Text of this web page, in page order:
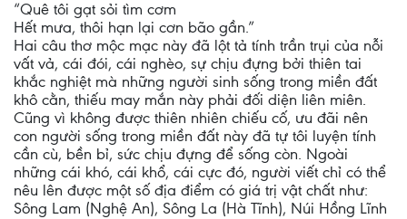
“Quê tôi gạt sỏi tìm cơm
Hết mưa, thôi hạn lại cơn bão gần.”
Hai câu thơ mộc mạc này đã lột tả tính trần trụi của nỗi
vất vả, cái đói, cái nghèo, sự chịu đựng bởi thiên tai
khắc nghiệt mà những người sinh sống trong miền đất
khô cằn, thiếu may mắn này phải đối diện liên miên.
Cũng vì không được thiên nhiên chiếu cố, ưu đãi nên
con người sống trong miền đất này đã tự tôi luyện tính
cần cù, bền bỉ, sức chịu đựng để sống còn. Ngoài
những cái khó, cái khổ, cái cực đó, người viết chỉ có thể
nêu lên được một số địa điểm có giá trị vật chất như:
Sông Lam (Nghệ An), Sông La (Hà Tĩnh), Núi Hồng Lĩnh